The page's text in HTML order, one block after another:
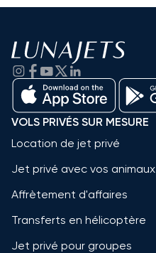
VOLS PRIVÉS SUR MESURE
Location de jet privé
Jet privé avec vos animaux
Affrètement d'affaires
Transferts en hélicoptère
Jet privé pour groupes